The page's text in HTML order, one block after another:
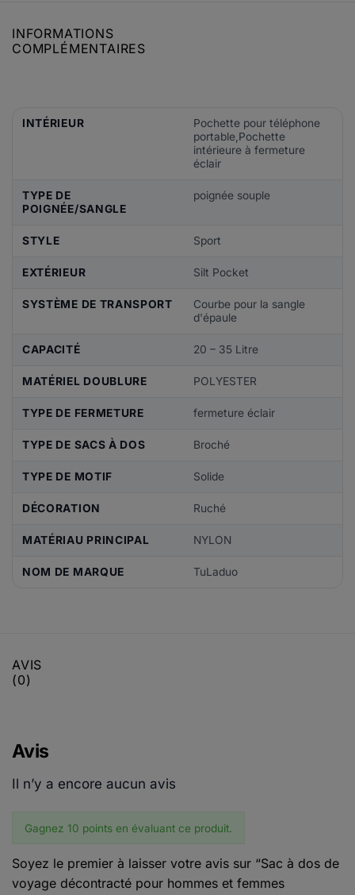
INFORMATIONS
COMPLÉMENTAIRES
INTÉRIEUR
Pochette pour téléphone
portable,Pochette
intérieure à fermeture
éclair
TYPE DE
POIGNÉE/SANGLE
poignée souple
STYLE Sport
EXTÉRIEUR Silt Pocket
SYSTÈME DE TRANSPORT
Courbe pour la sangle
d'épaule
CAPACITÉ 20 – 35 Litre
MATÉRIEL DOUBLURE POLYESTER
TYPE DE FERMETURE fermeture éclair
TYPE DE SACS À DOS Broché
TYPE DE MOTIF Solide
DÉCORATION Ruché
MATÉRIAU PRINCIPAL NYLON
NOM DE MARQUE TuLaduo
AVIS
(0)
Avis
Il n’y a encore aucun avis
Gagnez 10 points en évaluant ce produit.
Soyez le premier à laisser votre avis sur “Sac à dos de
voyage décontracté pour hommes et femmes